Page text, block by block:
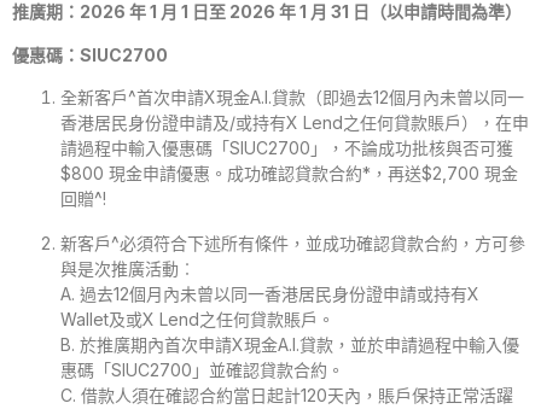
推廣期：2026 年 1 月 1 日至 2026 年 1 月 31 日（以申請時間為準）
優惠碼：SIUC2700
全新客戶^首次申請X現金A.I.貸款（即過去12個月內未曾以同一
香港居民身份證申請及/或持有X Lend之任何貸款賬戶），在申
請過程中輸入優惠碼「SIUC2700」，不論成功批核與否可獲
$800 現金申請優惠。成功確認貸款合約*，再送$2,700 現金
回贈^!
新客戶^必須符合下述所有條件，並成功確認貸款合約，方可參
與是次推廣活動︰
A. 過去12個月內未曾以同一香港居民身份證申請或持有X
Wallet及或X Lend之任何貸款賬戶。
B. 於推廣期內首次申請X現金A.I.貸款，並於申請過程中輸入優
惠碼「SIUC2700」並確認貸款合約。
C. 借款人須在確認合約當日起計120天內，賬戶保持正常活躍